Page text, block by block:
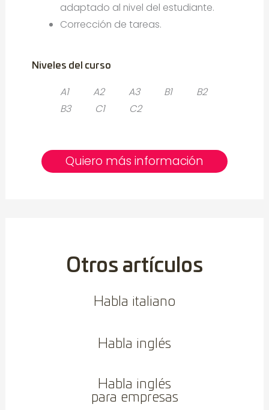
adaptado al nivel del estudiante.
Corrección de tareas.
Niveles del curso
A1 A2 A3 B1
B2
B3
C1 C2
Quiero más información
Otros artículos
Habla italiano
Habla inglés
Habla inglés
para empresas